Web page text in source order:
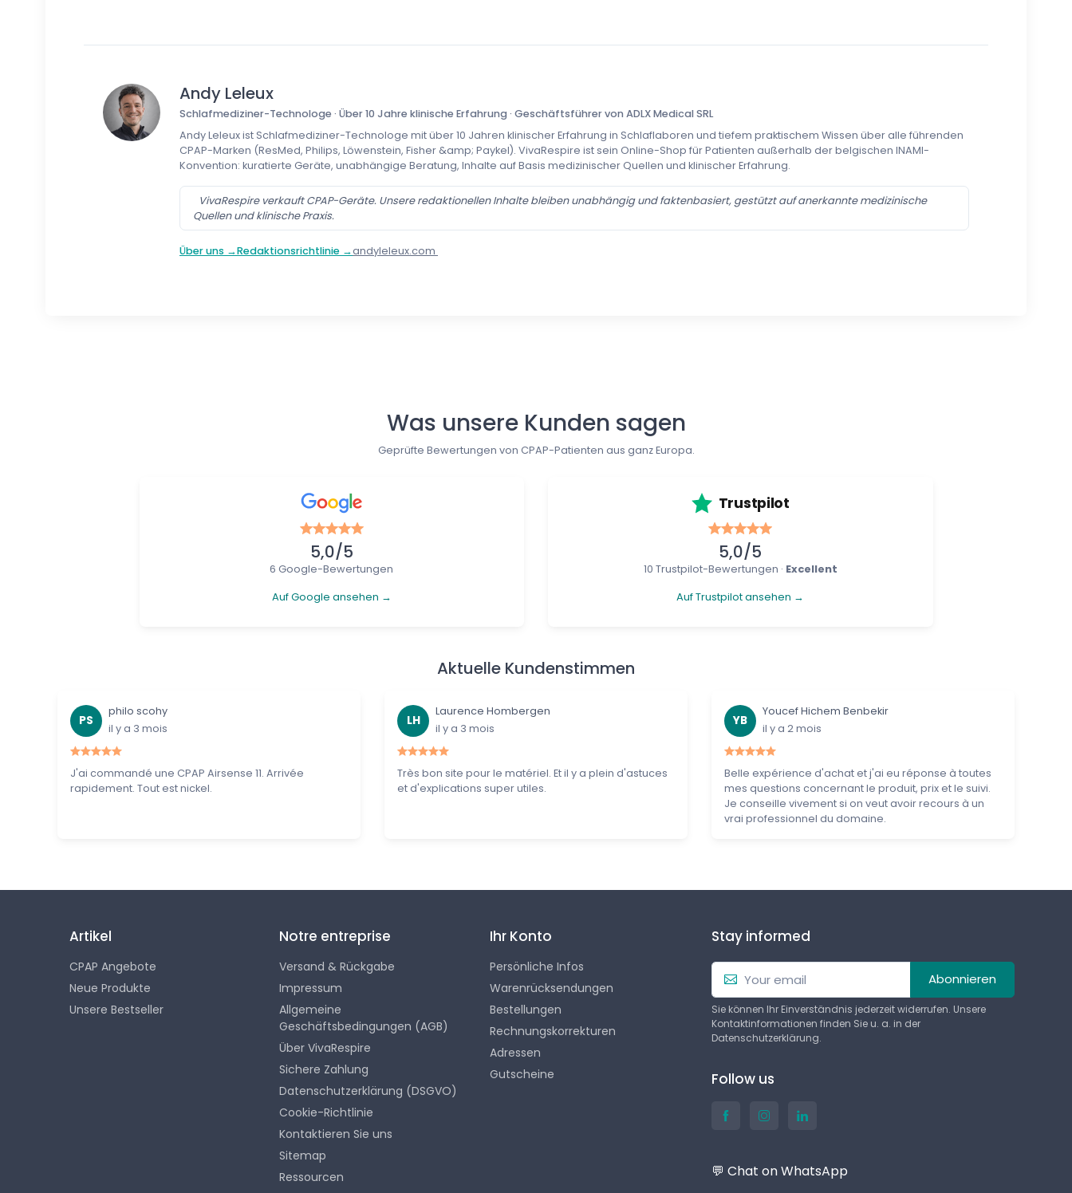
Andy Leleux
Schlafmediziner-Technologe · Über 10 Jahre klinische Erfahrung · Geschäftsführer von ADLX Medical SRL
Andy Leleux ist Schlafmediziner-Technologe mit über 10 Jahren klinischer Erfahrung in Schlaflaboren und tiefem praktischem Wissen über alle führenden
CPAP-Marken (ResMed, Philips, Löwenstein, Fisher &amp; Paykel). VivaRespire ist sein Online-Shop für Patienten außerhalb der belgischen INAMI-
Konvention: kuratierte Geräte, unabhängige Beratung, Inhalte auf Basis medizinischer Quellen und klinischer Erfahrung.
VivaRespire verkauft CPAP-Geräte. Unsere redaktionellen Inhalte bleiben unabhängig und faktenbasiert, gestützt auf anerkannte medizinische
Quellen und klinische Praxis.
Über uns →Redaktionsrichtlinie →andyleleux.com
Was unsere Kunden sagen
Geprüfte Bewertungen von CPAP-Patienten aus ganz Europa.
5,0/5
6 Google-Bewertungen
Auf Google ansehen →
Trustpilot
5,0/5
10 Trustpilot-Bewertungen · Excellent
Auf Trustpilot ansehen →
Aktuelle Kundenstimmen
PS
philo scohy
il y a 3 mois
J'ai commandé une CPAP Airsense 11. Arrivée
rapidement. Tout est nickel.
LH
Laurence Hombergen
il y a 3 mois
Très bon site pour le matériel. Et il y a plein d'astuces
et d'explications super utiles.
YB
Youcef Hichem Benbekir
il y a 2 mois
Belle expérience d'achat et j'ai eu réponse à toutes
mes questions concernant le produit, prix et le suivi.
Je conseille vivement si on veut avoir recours à un
vrai professionnel du domaine.
Artikel
CPAP Angebote
Neue Produkte
Unsere Bestseller
Notre entreprise
Versand & Rückgabe
Impressum
Allgemeine
Geschäftsbedingungen (AGB)
Über VivaRespire
Sichere Zahlung
Datenschutzerklärung (DSGVO)
Cookie-Richtlinie
Kontaktieren Sie uns
Sitemap
Ressourcen
Ihr Konto
Persönliche Infos
Warenrücksendungen
Bestellungen
Rechnungskorrekturen
Adressen
Gutscheine
Stay informed
Abonnieren
Sie können Ihr Einverständnis jederzeit widerrufen. Unsere
Kontaktinformationen finden Sie u. a. in der
Datenschutzerklärung.
Follow us
💬 Chat on WhatsApp